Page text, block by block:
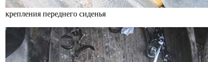
крепления переднего сиденья